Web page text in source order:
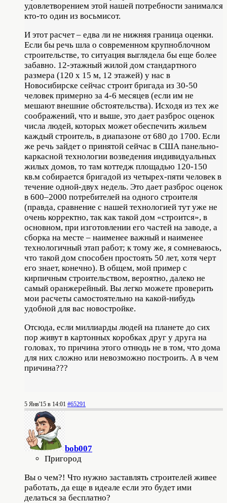
удовлетворением этой нашей потребности занимался
кто-то один из восьмисот.
И этот расчет – едва ли не нижняя граница оценки.
Если бы речь шла о современном крупноблочном
строительстве, то ситуация выглядела бы еще более
забавно. 12-этажный жилой дом стандартного
размера (120 х 15 м, 12 этажей) у нас в
Новосибирске сейчас строит бригада из 30-50
человек примерно за 4-6 месяцев (если им не
мешают внешние обстоятельства). Исходя из тех же
соображений, что и выше, это дает разброс оценок
числа людей, которых может обеспечить жильем
каждый строитель, в диапазоне от 680 до 1700. Если
же речь зайдет о принятой сейчас в США панельно-
каркасной технологии возведения индивидуальных
жилых домов, то там коттедж площадью 120-150
кв.м собирается бригадой из четырех-пяти человек в
течение одной-двух недель. Это дает разброс оценок
в 600–2000 потребителей на одного строителя
(правда, сравнение с нашей технологией тут уже не
очень корректно, так как такой дом «строится», в
основном, при изготовлении его частей на заводе, а
сборка на месте – наименее важный и наименее
технологичный этап работ; к тому же, я сомневаюсь,
что такой дом способен простоять 50 лет, хотя черт
его знает, конечно). В общем, мой пример с
кирпичным строительством, вероятно, далеко не
самый оранжерейный. Вы легко можете проверить
мои расчеты самостоятельно на какой-нибудь
удобной для вас новостройке.
Отсюда, если миллиарды людей на планете до сих
пор живут в картонных коробках друг у друга на
головах, то причина этого отнюдь не в том, что дома
для них сложно или невозможно построить. А в чем
причина???
5 Янв'15 в 14:01 #65291
bob007
Пригород
Вы о чем?! Что нужно заставлять строителей живее
работать, да еще в идеале если это будет ими
делаться за бесплатно?